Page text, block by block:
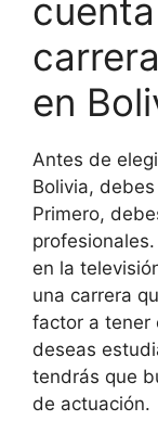
en
Antes de
Bolivia,
Primero,
en la
una carrera
factor a tener
deseas
tendrás que
de actuación.